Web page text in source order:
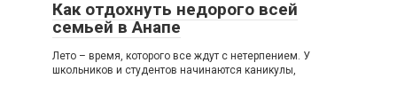
Как отдохнуть недорого всей
семьей в Анапе
Лето – время, которого все ждут с нетерпением. У
школьников и студентов начинаются каникулы,